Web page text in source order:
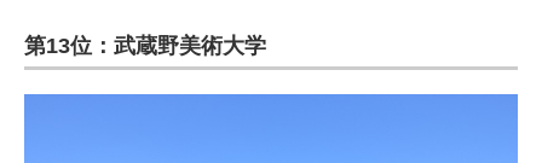
第13位：武蔵野美術大学